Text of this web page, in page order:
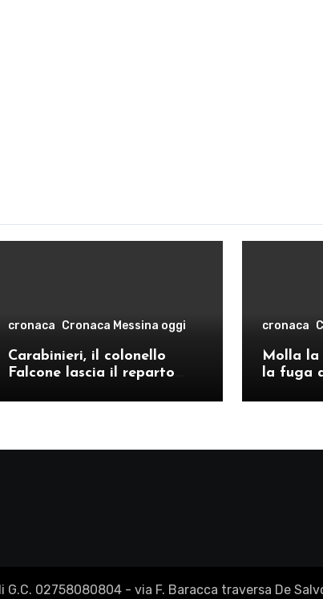
cronaca Cronaca Messina oggi
Carabinieri, il colonello
Falcone lascia il reparto
comando provinciale di
cronaca
Molla la
la fuga
Re
02758080804 - via F. Baracca traversa De